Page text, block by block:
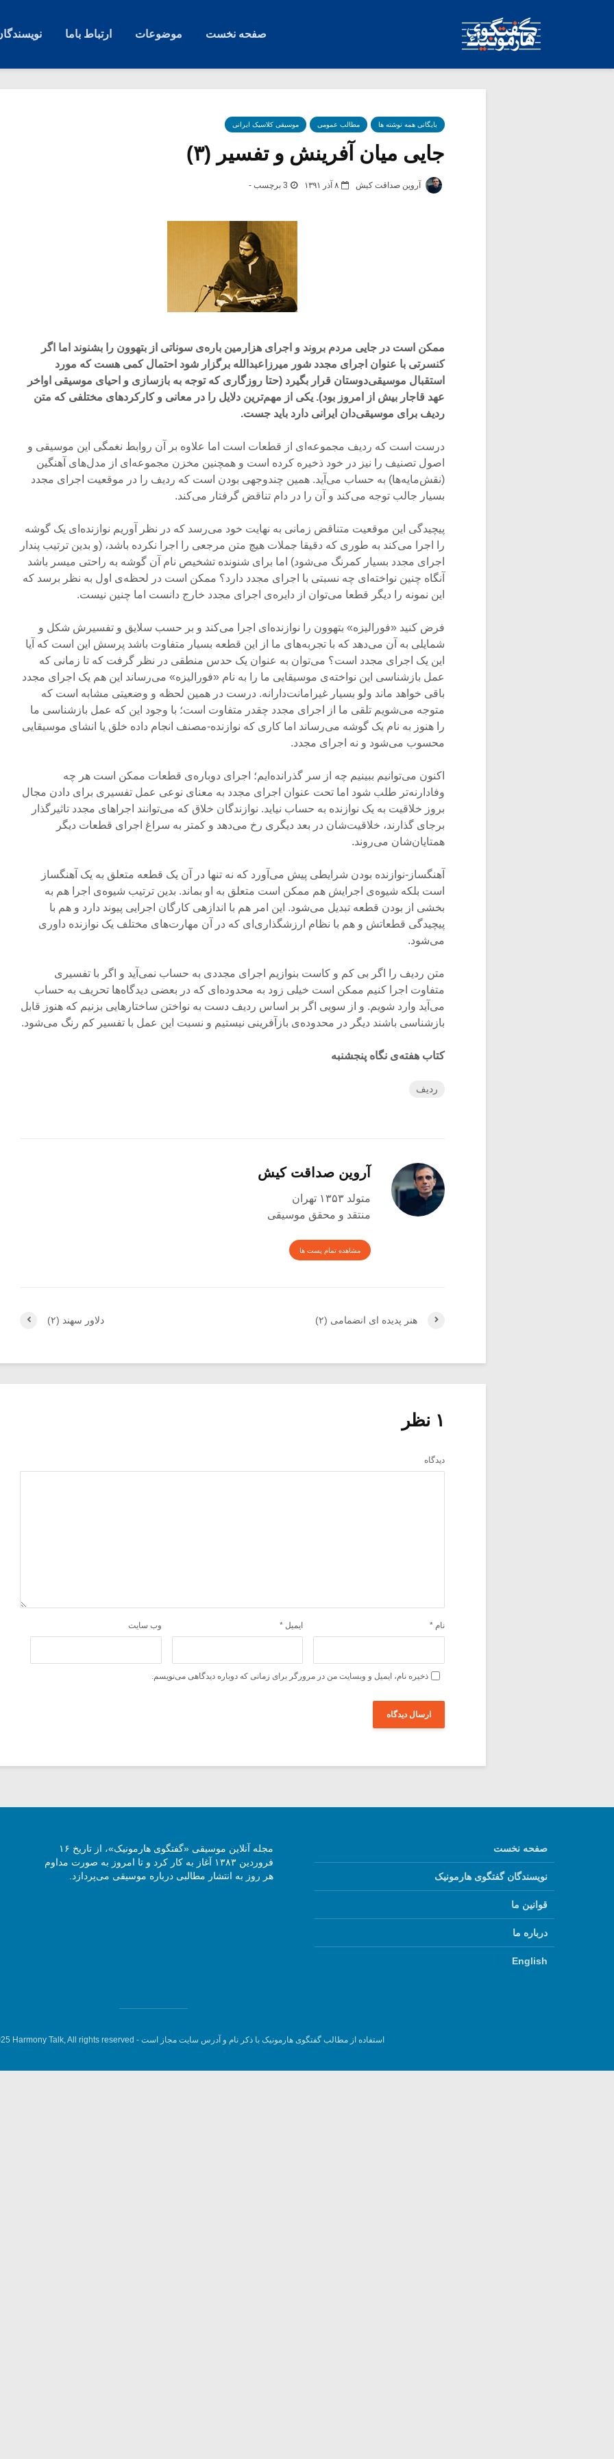
صفحه نخست موضوعات ارتباط باما
بایگانی همه نوشته ها مطالب عمومی موسیقی کلاسیک ایرانی
جایی میان آفرینش و تفسیر (۳)
آروین صداقت کیش ۸ آذر ۱۳۹۱ 3 برچسب -
ممکن است در جایی مردم بروند و اجرای هزارمین باره‌ی سوناتی از بتهوون را بشنوند اما اگر
کنسرتی با عنوان اجرای مجدد شور میرزاعبدالله برگزار شود احتمال کمی هست که مورد
استقبال موسیقی‌دوستان قرار بگیرد (حتا روزگاری که توجه به بازسازی و احیای موسیقی اواخر
عهد قاجار بیش از امروز بود). یکی از مهم‌ترین دلایل را در معانی و کارکردهای مختلفی که متن
ردیف برای موسیقی‌دان ایرانی دارد باید جست.
درست است که ردیف مجموعه‌ای از قطعات است اما علاوه بر آن روابط نغمگی این موسیقی و
اصول تصنیف را نیز در خود ذخیره کرده است و همچنین مخزن مجموعه‌ای از مدل‌های آهنگین
(نقش‌مایه‌ها) به حساب می‌آید. همین چندوجهی بودن است که ردیف را در موقعیت اجرای مجدد
بسیار جالب توجه می‌کند و آن را در دام تناقض گرفتار می‌کند.
پیچیدگی این موقعیت متناقض زمانی به نهایت خود می‌رسد که در نظر آوریم نوازند‌ه‌ای یک گوشه
را اجرا می‌کند به طوری که دقیقا جملات هیچ متن مرجعی را اجرا نکرده باشد، (و بدین ترتیب پندار
اجرای مجدد بسیار کمرنگ می‌شود) اما برای شنونده تشخیص نام آن گوشه به راحتی میسر باشد
آنگاه چنین نواخته‌ای چه نسبتی با اجرای مجدد دارد؟ ممکن است در لحظه‌ی اول به نظر برسد که
این نمونه را دیگر قطعا می‌توان از دایره‌ی اجرای مجدد خارج دانست اما چنین نیست.
فرض کنید «فورالیزه» بتهوون را نوازنده‌ای اجرا می‌کند و بر حسب سلایق و تفسیرش شکل و
شمایلی به آن می‌دهد که با تجربه‌های ما از این قطعه بسیار متفاوت باشد پرسش این است که آیا
این یک اجرای مجدد است؟ می‌توان به عنوان یک حدس منطقی در نظر گرفت که تا زمانی که
عمل بازشناسی این نواخته‌ی موسیقایی ما را به نام «فورالیزه» می‌رساند این هم یک اجرای مجدد
باقی خواهد ماند ولو بسیار غیرامانت‌دارانه. درست در همین لحظه و وضعیتی مشابه است که
متوجه می‌شویم تلقی ما از اجرای مجدد چقدر متفاوت است؛ با وجود این که عمل بازشناسی ما
را هنوز به نام یک گوشه می‌رساند اما کاری که نوازنده-مصنف انجام داده خلق یا انشای موسیقایی
محسوب می‌شود و نه اجرای مجدد.
اکنون می‌توانیم ببینیم چه از سر گذرانده‌ایم؛ اجرای دوباره‌ی قطعات ممکن است هر چه
وفادارنه‌تر طلب شود اما تحت عنوان اجرای مجدد به معنای نوعی عمل تفسیری برای دادن مجال
بروز خلاقیت به یک نوازنده به حساب نیاید. نوازندگان خلاق که می‌توانند اجراهای مجدد تاثیرگذار
برجای گذارند، خلاقیت‌شان در بعد دیگری رخ می‌دهد و کمتر به سراغ اجرای قطعات دیگر
همتایان‌شان می‌روند.
آهنگساز-نوازنده بودن شرایطی پیش می‌آورد که نه تنها در آن یک قطعه متعلق به یک آهنگساز
است بلکه شیوه‌ی اجرایش هم ممکن است متعلق به او بماند. بدین ترتیب شیوه‌ی اجرا هم به
بخشی از بودن قطعه تبدیل می‌شود. این امر هم با اندازهی کارگان اجرایی پیوند دارد و هم با
پیچیدگی قطعاتش و هم با نظام ارزشگذاری‌ای که در آن مهارت‌های مختلف یک نوازنده داوری
می‌شود.
متن ردیف را اگر بی کم و کاست بنوازیم اجرای مجددی به حساب نمی‌آید و اگر با تفسیری
متفاوت اجرا کنیم ممکن است خیلی زود به محدوده‌ای که در بعضی دیدگاه‌ها تحریف به حساب
می‌آید وارد شویم. و از سویی اگر بر اساس ردیف دست به نواختن ساختارهایی بزنیم که هنوز قابل
بازشناسی باشند دیگر در محدوده‌ی بازآفرینی نیستیم و نسبت این عمل با تفسیر کم رنگ می‌شود.
کتاب هفته‌ی نگاه پنجشنبه
ردیف
آروین صداقت کیش
متولد ۱۳۵۳ تهران
منتقد و محقق موسیقی
مشاهده تمام پست ها
دلاور سهند (۲) هنر پدیده ای انضمامی (۲)
۱ نظر
دیدگاه
نام * ایمیل * وب‌ سایت
ذخیره نام، ایمیل و وبسایت من در مرورگر برای زمانی که دوباره دیدگاهی می‌نویسم.
صفحه نخست
نویسندگان گفتگوی هارمونیک
قوانین ما
درباره ما
English
مجله آنلاین موسیقی «گفتگوی هارمونیک»، از تاریخ ۱۶
فروردین ۱۳۸۳ آغاز به کار کرد و تا امروز به صورت مداوم
هر روز به انتشار مطالبی درباره موسیقی می‌پردازد.
استفاده از مطالب گفتگوی هارمونیک با ذکر نام و آدرس سایت مجاز است - Harmony Talk, All rights reserved.